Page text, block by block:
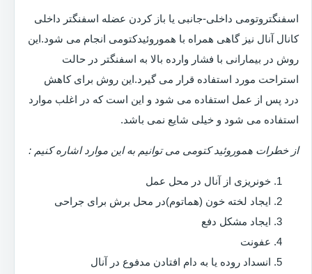
اسفنگتروتومی داخلی-جانبی یا باز کردن عضله اسفنگتر داخلی
کانال آنال نیز گاهی همراه با هموروئیدکتومی انجام می شود.این
روش در بیمارانی با فشار وارده بالا به اسفنگتر در حالت
استراحت مورد استفاده قرار می گیرد.این روش برای کاهش
درد پس از عمل استفاده می شود و این است که در اغلب موارد
استفاده می شود و خیلی شایع نمی باشد.
از خطرات هموروئید کتومی می توانیم به این موارد اشاره کنیم :
خونریزی از آنال در محل عمل
ایجاد لخته خون (هماتوم)در محل برش برای جراحی
ایجاد مشکل دفع
عفونت
انسداد روده یا به دام افتادن مدفوع در آنال